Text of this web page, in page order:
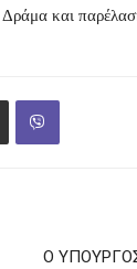
Δράμα και
Ο